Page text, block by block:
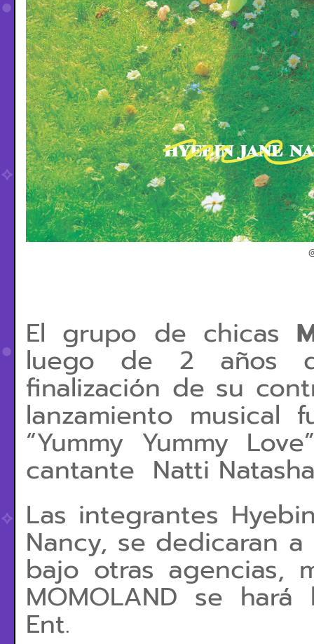
El grupo de chicas
luego de 2 años
finalización de su
lanzamiento
“Yummy Yummy
cantante Natti
Las integrantes
Nancy, se dedicaran
bajo otras agencias,
MOMOLAND se hará
Ent.